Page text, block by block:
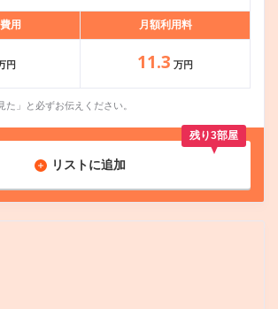
用 月額利用料
円 11.3 万円
」と必ずお伝えください。
リストに追加
残り3部屋